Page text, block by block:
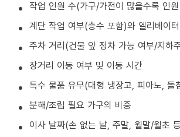
작업 인원 수(가구/가전이 많을수록 인
계단 작업 여부(층수 포함)와 엘리베이
주차 거리(건물 앞 정차 가능 여부/지하
장거리 이동 여부 및 이동 시간
특수 물품 유무(대형 냉장고, 피아노, 돌
분해/조립 필요 가구의 비중
이사 날짜(손 없는 날, 주말, 월말/월초